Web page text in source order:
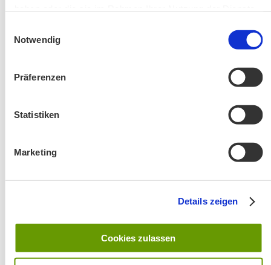
Notwendig
Präferenzen
Statistiken
Marketing
Details zeigen
Cookies zulassen
Änderung! Aschauer Runde: Bankerlweg – Bärnsee –
Wanderung entfällt